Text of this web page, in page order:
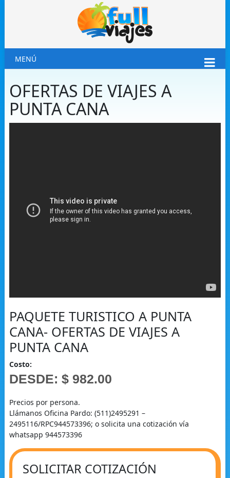
MENÚ
OFERTAS DE VIAJES A
PUNTA CANA
PAQUETE TURISTICO A PUNTA
CANA- OFERTAS DE VIAJES A
PUNTA CANA
Costo:
DESDE: $ 982.00
Precios por persona.
Llámanos Oficina Pardo: (511)2495291 –
2495116/RPC944573396; o solicita una cotización vía
whatsapp 944573396
SOLICITAR COTIZACIÓN